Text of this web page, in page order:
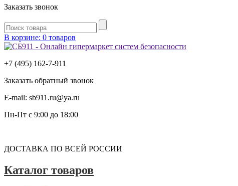
Заказать звонок
В корзине: 0 товаров
+7 (495) 162-7-911
Заказать обратный звонок
E-mail: sb911.ru@ya.ru
Пн-Пт с 9:00 до 18:00
ДОСТАВКА ПО ВСЕЙ РОССИИ
Каталог товаров